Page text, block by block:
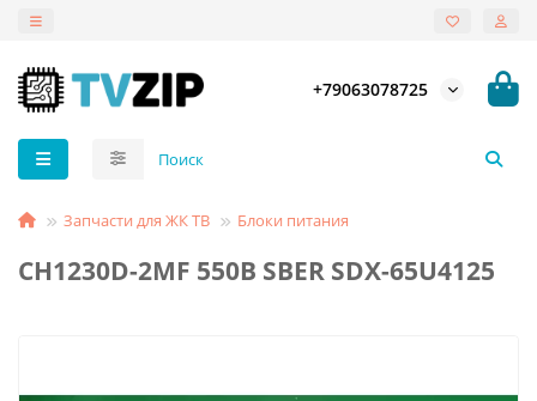
+79063078725
Запчасти для ЖК ТВ Блоки питания
CH1230D-2MF 550B SBER SDX-65U4125